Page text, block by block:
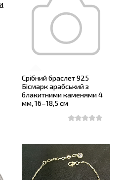
Срібний браслет 925
Бісмарк арабський з
блакитними каменями 4
мм, 16–18,5 см